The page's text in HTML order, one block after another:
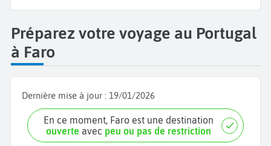
Préparez votre voyage au Portugal
à Faro
Dernière mise à jour : 19/01/2026
En ce moment, Faro est une destination
ouverte avec peu ou pas de restriction